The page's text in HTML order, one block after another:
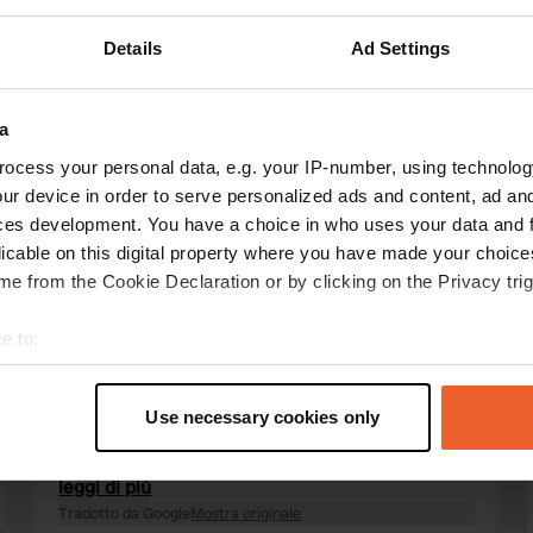
Details Ad Settings
your personal data, e.g. your IP-number, using
device in order to serve personalized ads and content, ad
development. You have a choice in who uses your data and
on this digital property where you have made your
from the Cookie Declaration or by clicking on the Privacy
to:
geographical location which can be accurate to within
personal data is processed and set your preferences in the
content and ads, to provide social media features and to
site with our social media, advertising and analytics
Use necessary cookies only
berdomahi
adibito a parcheggio per camper. I servizi
comunque accettabili! Assicuratevi di avere
provviste a sufficienza (cibo) perché non ci sono
negozi nelle vicinanze. Nonostante ciò, abbiamo
trascorso un soggiorno meraviglioso.
leggi di più
Tradotto da GoogleMostra originale